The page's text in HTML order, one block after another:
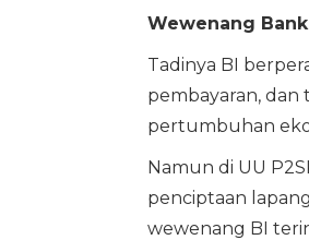
Wewenang
Tadinya BI
pembayaran,
pertumbuhan
Namun di UU
penciptaan
wewenang BI